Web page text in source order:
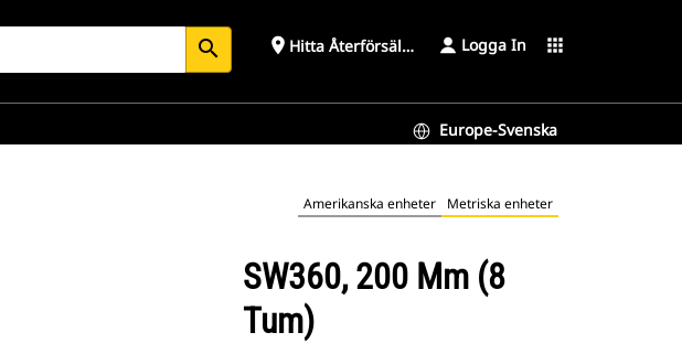
search place Hitta Återförsäljare Logga In apps
Europe-Svenska
Amerikanska enheter Metriska enheter
SW360, 200 Mm (8
Tum)